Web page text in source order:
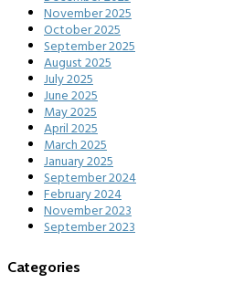
November 2025
October 2025
September 2025
August 2025
July 2025
June 2025
May 2025
April 2025
March 2025
January 2025
September 2024
February 2024
November 2023
September 2023
Categories